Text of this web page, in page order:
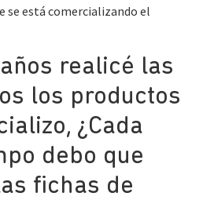
se está comercializando el
realicé las
los productos
¿Cada
debo que
fichas de